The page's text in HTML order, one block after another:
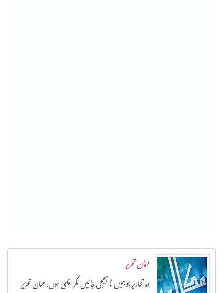
مہمان تحریر
وہ تحاریر جو ہمیں نا بھیجی جائیں مگر اچھی ہوں، مہمان تحریر